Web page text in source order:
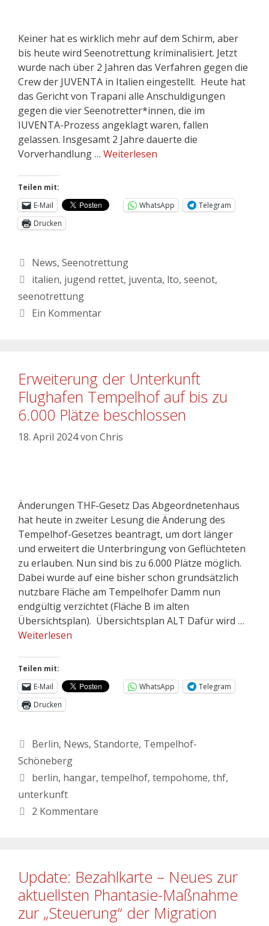
Keiner hat es wirklich mehr auf dem Schirm, aber
bis heute wird Seenotrettung kriminalisiert. Jetzt
wurde nach über 2 Jahren das Verfahren gegen die
Crew der JUVENTA in Italien eingestellt. Heute hat
das Gericht von Trapani alle Anschuldigungen
gegen die vier Seenotretter*innen, die im
IUVENTA-Prozess angeklagt waren, fallen
gelassen. Insgesamt 2 Jahre dauerte die
Vorverhandlung … Weiterlesen
Teilen mit:
E-Mail
WhatsApp
Telegram
Drucken
News, Seenotrettung
italien, jugend rettet, juventa, lto, seenot,
seenotrettung
Ein Kommentar
Erweiterung der Unterkunft
Flughafen Tempelhof auf bis zu
6.000 Plätze beschlossen
18. April 2024von Chris
Änderungen THF-Gesetz Das Abgeordnetenhaus
hat heute in zweiter Lesung die Änderung des
Tempelhof-Gesetzes beantragt, um dort länger
und erweitert die Unterbringung von Geflüchteten
zu erlauben. Nun sind bis zu 6.000 Plätze möglich.
Dabei wurde auf eine bisher schon grundsätzlich
nutzbare Fläche am Tempelhofer Damm nun
endgültig verzichtet (Fläche B im alten
Übersichtsplan). Übersichtsplan ALT Dafür wird …
Weiterlesen
Teilen mit:
E-Mail
WhatsApp
Telegram
Drucken
Berlin, News, Standorte, Tempelhof-
Schöneberg
berlin, hangar, tempelhof, tempohome, thf,
unterkunft
2 Kommentare
Update: Bezahlkarte – Neues zur
aktuellsten Phantasie-Maßnahme
zur „Steuerung“ der Migration